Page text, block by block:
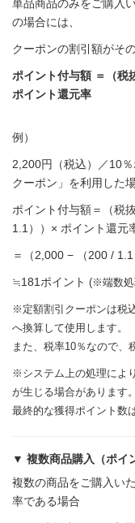
単品商品のみをご購入
の場合には、
クーポンの割引額がそ
ポイント付与額 ＝（税
ポイント還元率
例）
2,200円（税込）／10
クーポン」を利用した
ポイント付与額＝（税
1.1））× ポイント還元
＝（2,000 − （200 /
≒181ポイント (※端数処
※定額割引クーポンは税
へ換算して使用します。
また、税率10％なので、
※システム上の処理によ
が生じる場合があります。
最終的な獲得ポイント数
▼ 複数商品購入（ポイ
複数の商品をご購入い
率である場合